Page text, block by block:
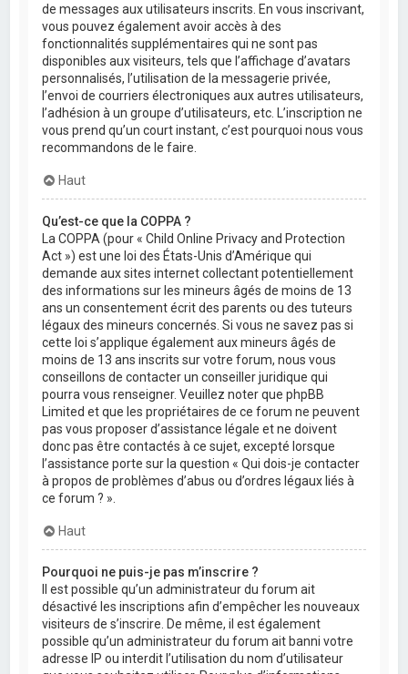
de messages aux utilisateurs inscrits. En vous inscrivant,
vous pouvez également avoir accès à des
fonctionnalités supplémentaires qui ne sont pas
disponibles aux visiteurs, tels que l’affichage d’avatars
personnalisés, l’utilisation de la messagerie privée,
l’envoi de courriers électroniques aux autres utilisateurs,
l’adhésion à un groupe d’utilisateurs, etc. L’inscription ne
vous prend qu’un court instant, c’est pourquoi nous vous
recommandons de le faire.
Haut
Qu’est-ce que la COPPA ?
La COPPA (pour « Child Online Privacy and Protection
Act ») est une loi des États-Unis d’Amérique qui
demande aux sites internet collectant potentiellement
des informations sur les mineurs âgés de moins de 13
ans un consentement écrit des parents ou des tuteurs
légaux des mineurs concernés. Si vous ne savez pas si
cette loi s’applique également aux mineurs âgés de
moins de 13 ans inscrits sur votre forum, nous vous
conseillons de contacter un conseiller juridique qui
pourra vous renseigner. Veuillez noter que phpBB
Limited et que les propriétaires de ce forum ne peuvent
pas vous proposer d’assistance légale et ne doivent
donc pas être contactés à ce sujet, excepté lorsque
l’assistance porte sur la question « Qui dois-je contacter
à propos de problèmes d’abus ou d’ordres légaux liés à
ce forum ? ».
Haut
Pourquoi ne puis-je pas m’inscrire ?
Il est possible qu’un administrateur du forum ait
désactivé les inscriptions afin d’empêcher les nouveaux
visiteurs de s’inscrire. De même, il est également
possible qu’un administrateur du forum ait banni votre
adresse IP ou interdit l’utilisation du nom d’utilisateur